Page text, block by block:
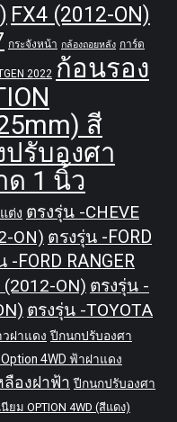
FX4 (2012-ON)
กระจังหน้า กล้องถอยหลัง การ์ด
2022 ก้อนรอง
สี
รับองศา
ด 1 นิ้ว
ต่ง ตรงรุ่น -CHEVE
ON) ตรงรุ่น -FORD
-FORD RANGER
(2012-ON) ตรงรุ่น -
ตรงรุ่น -TOYOTA
วฝาแดง ปีกนกปรับองศา
4WD ฟ้าฝาแดง
ลืองฝาฟ้า ปีกนกปรับองศา
ยม OPTION 4WD (สีแดง)